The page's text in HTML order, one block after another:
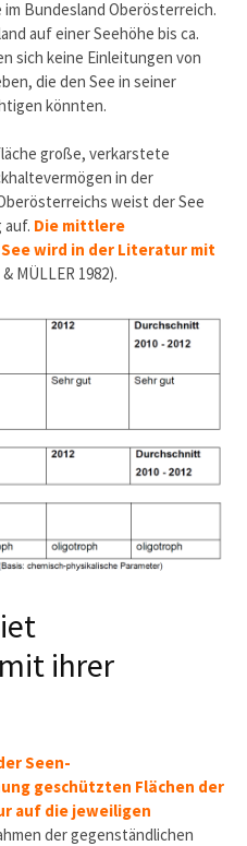
Bundesland Oberösterreich.
auf einer Seehöhe bis ca.
sich keine Einleitungen von
die den See in seiner
könnten.
große, verkarstete
in der
weist der See
auf. Die mittlere
See wird in der Literatur mit
MÜLLER 1982).
ihrer
Seen-
geschützten Flächen der
auf die jeweiligen
der gegenständlichen